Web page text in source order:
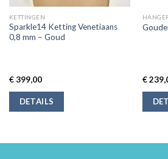
KETTINGEN
Sparkle14 Ketting Venetiaans
0,8 mm – Goud
€399,00
DETAILS
€